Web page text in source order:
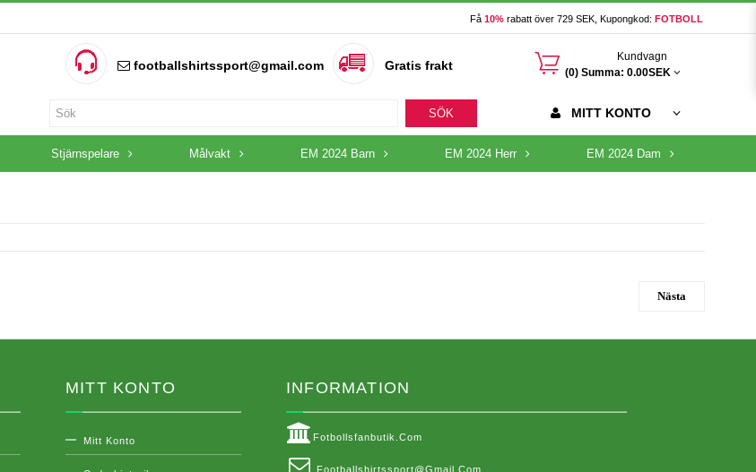
Få 10% rabatt över 729 SEK, Kupongkod: FOTBOLL
footballshirtssport@gmail.com Gratis frakt 󰃦
Kundvagn
(0) Summa: 0.00SEK
SÖK MITT KONTO
Stjärnspelare Målvakt EM 2024 Barn EM 2024 Herr EM 2024 Dam
Nästa
MITT KONTO
Mitt Konto
INFORMATION
Fotbollsfanbutik.com
Footballshirtssport@gmail.com